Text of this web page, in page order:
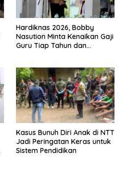
Hardiknas 2026, Bobby
Nasution Minta Kenaikan Gaji
Guru Tiap Tahun dan
Kasus Bunuh Diri Anak di NTT
Jadi Peringatan Keras untuk
Sistem Pendidikan